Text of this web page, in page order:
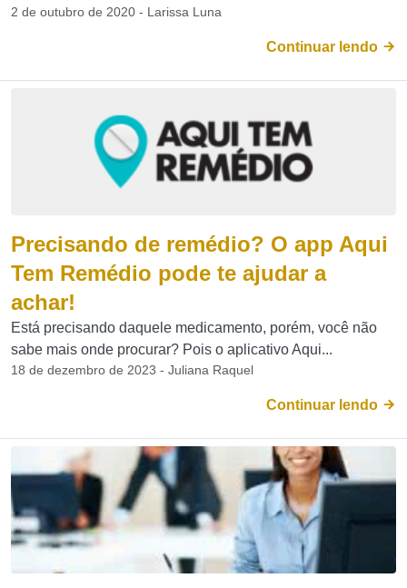
2 de outubro de 2020 - Larissa Luna
Continuar lendo
Precisando de remédio? O app Aqui
Tem Remédio pode te ajudar a
achar!
Está precisando daquele medicamento, porém, você não
sabe mais onde procurar? Pois o aplicativo Aqui...
18 de dezembro de 2023 - Juliana Raquel
Continuar lendo